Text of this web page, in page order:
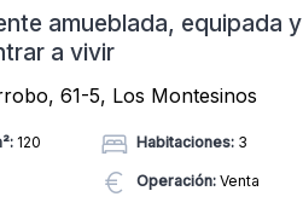
amueblada, equipada y
a vivir
61-5, Los Montesinos
120 Habitaciones:3
Operación:Venta